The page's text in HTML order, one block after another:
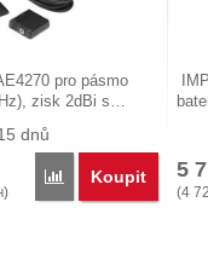
pro pásmo
zisk 2dBi s…
dnů
)
Porovnat
Koupit 5
(4